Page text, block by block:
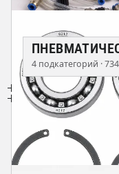
4 подкатегорий ·